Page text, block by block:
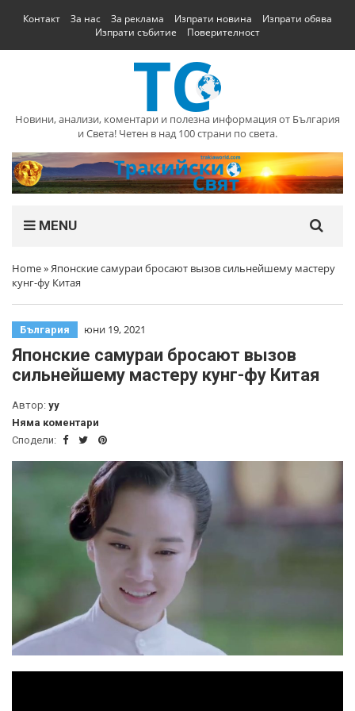
Контакт За нас За реклама Изпрати новина
Изпрати обява
Изпрати събитие
Поверителност
Новини, анализи, коментари и полезна информация от България
и Света! Четен в над 100 страни по света.
MENU
Home»Японские самураи бросают вызов сильнейшему мастеру
кунг-фу Китая
България юни 19, 2021
Японские самураи бросают вызов
сильнейшему мастеру кунг-фу Китая
Автор: yy
Няма коментари
Сподели: